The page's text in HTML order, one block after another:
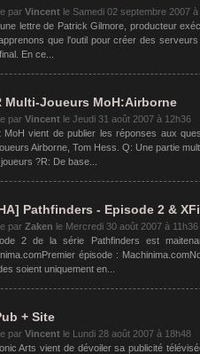
par Vincentle Samedi 02 septembre 2007 à
lettre de Patrick Gilmore, producteur
que l'outil pour créer des
En ce...
Multi-Joueurs MoH:Airborne
par Vincentle Jeudi 31 août 2007 à 12h36
MoH vient de publier les réponses aux
Airborne, Tom Hess. Q: Une partie
?R: De base...
Pathfinders - Episode 2 &
par Zaken le Mercredi 30 août 2007 à 11h36
2 de la série Pathfinders est
épisode :
soient uniquement en...
+ Site
par Vincentle Lundi 28 août 2007 à 18h48
Arts vient de dévoiler sa publicité